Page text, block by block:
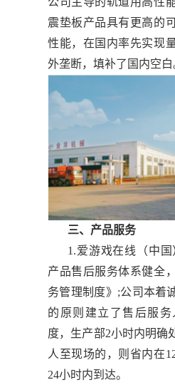
震垫板产品具有更高的
性能，在国内率先实现
外垄断，填补了国内空白
三、产品服务
1.爱游戏在线（中
产品售后服务体系健全
务管理制度》;公司本着
的原则建立了售后服务
度，生产部2小时内明确
人至现场的，则省内在
24小时内到达。